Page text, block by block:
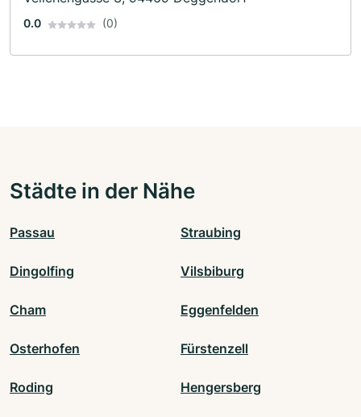
0.0 (0)
Städte in der Nähe
Passau Straubing
Dingolfing Vilsbiburg
Cham Eggenfelden
Osterhofen Fürstenzell
Roding Hengersberg